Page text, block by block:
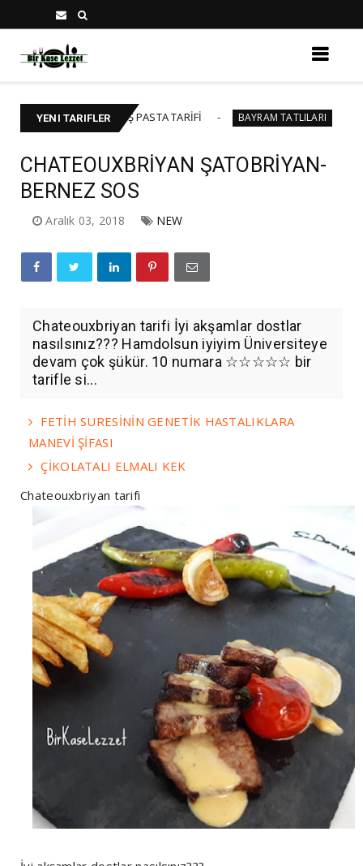
YENI TARIFLER
45 KİŞİLİK YAŞ PASTA TARİFİ BAYRAM TATLILARI BAKLAVALI
CHATEOUXBRİYAN ŞATOBRİYAN-
BERNEZ SOS
Aralık 03, 2018 NEW
Chateouxbriyan tarifi İyi akşamlar dostlar
nasılsınız??? Hamdolsun iyiyim Üniversiteye
devam çok şükür. 10 numara ☆☆☆☆☆ bir
tarifle si...
FETİH SURESİNİN GENETİK HASTALIKLARA
MANEVİ ŞİFASI
ÇİKOLATALI ELMALI KEK
Chateouxbriyan tarifi